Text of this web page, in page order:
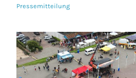
Pressemitteilung